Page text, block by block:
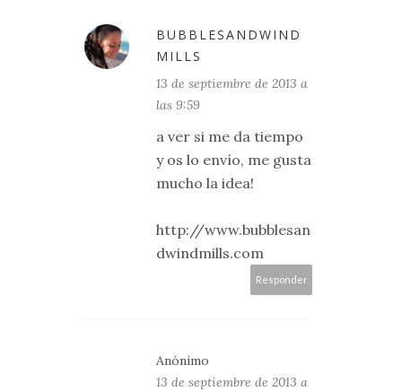
BUBBLESANDWIND
MILLS
13 de septiembre de 2013 a
las 9:59
a ver si me da tiempo
y os lo envío, me gusta
mucho la idea!
http://www.bubblesan
dwindmills.com
Responder
Anónimo
13 de septiembre de 2013 a